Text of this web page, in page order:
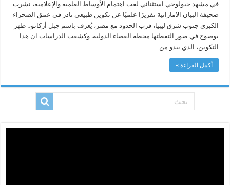
في مشهد جيولوجي استثنائي لفت اهتمام الأوساط العلمية والإعلامية، نشرت
صحيفة البيان الاماراتية تقريرًا علميًا عن تكوين طبيعي نادر في عمق الصحراء
الكبرى جنوب شرق ليبيا، قرب الحدود مع مصر، يُعرف باسم جبل أركانو،. ظهر
بوضوح في صور التقطتها محطة الفضاء الدولية. وكشفت الدراسات ان هذا
التكوين، الذي يبدو من …
أكمل القراءة »